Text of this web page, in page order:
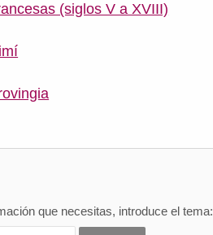
(siglos V a XVIII)
que necesitas, introduce el tema: